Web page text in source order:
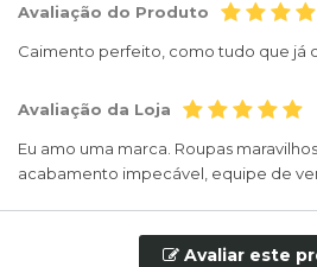
Avaliação do Produto
Caimento perfeito, como tudo que já
Avaliação da Loja
Eu amo uma marca. Roupas
acabamento impecável, equipe de
Avaliar este